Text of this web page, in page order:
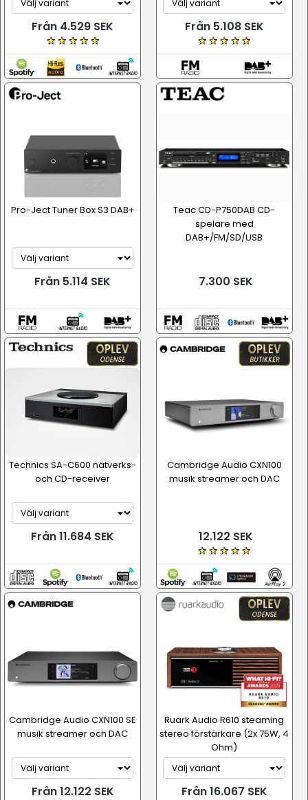
Från 4.529 SEK Från 5.108 SEK
Pro-Ject Tuner Box S3 DAB+
Från 5.114 SEK
Teac CD-P750DAB CD-
spelare med
DAB+/FM/SD/USB
7.300 SEK
Technics SA-C600 nätverks-
och CD-receiver
Från 11.684 SEK
Cambridge Audio CXN100
musik streamer och DAC
12.122 SEK
Cambridge Audio CXN100 SE
musik streamer och DAC
Från 12.122 SEK
Ruark Audio R610 steaming
stereo förstärkare (2x 75W, 4
Ohm)
Från 16.067 SEK